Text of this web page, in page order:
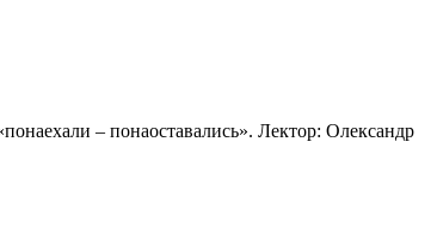
– понаоставались». Лектор: Олександр